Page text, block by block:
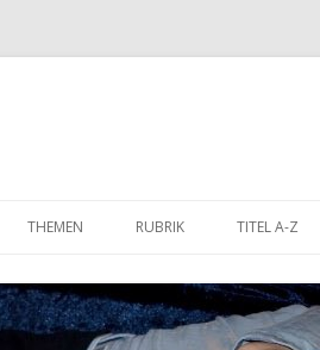
zum
THEMEN
SPORT
RUBRIK
ABENTEUER / SPANNUNG
TITEL A-Z